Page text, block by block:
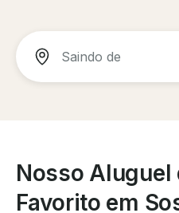
Nosso Aluguel
Favorito em